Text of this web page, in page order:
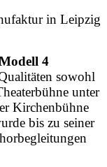
in Leipzig
4
sowohl
unter
Kirchenbühne
bis zu seiner